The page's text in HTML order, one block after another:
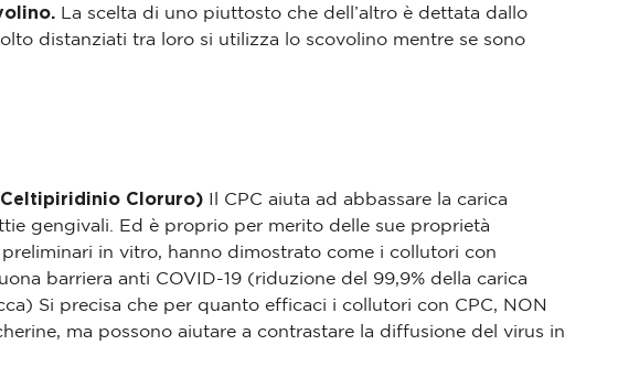
La scelta di uno piuttosto che dell’altro è dettata dallo
distanziati tra loro si utilizza lo scovolino mentre se sono
Cloruro) Il CPC aiuta ad abbassare la carica
gengivali. Ed è proprio per merito delle sue proprietà
in vitro, hanno dimostrato come i collutori con
barriera anti COVID-19 (riduzione del 99,9% della carica
Si precisa che per quanto efficaci i collutori con CPC, NON
ma possono aiutare a contrastare la diffusione del virus in
tempo dura la
di igiene orale e
succede durante la
Parlare bene con
apparecchio trasparente: